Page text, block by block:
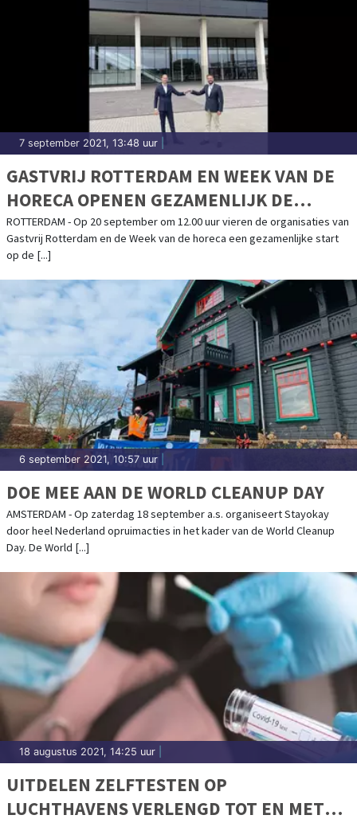
7 september 2021, 13:48 uur
GASTVRIJ ROTTERDAM EN WEEK VAN DE
HORECA OPENEN GEZAMENLIJK DE
BEURSVLOER
ROTTERDAM - Op 20 september om 12.00 uur vieren de organisaties van
Gastvrij Rotterdam en de Week van de horeca een gezamenlijke start
op de [...]
6 september 2021, 10:57 uur
DOE MEE AAN DE WORLD CLEANUP DAY
AMSTERDAM - Op zaterdag 18 september a.s. organiseert Stayokay
door heel Nederland opruimacties in het kader van de World Cleanup
Day. De World [...]
18 augustus 2021, 14:25 uur
UITDELEN ZELFTESTEN OP
LUCHTHAVENS VERLENGD TOT EN MET